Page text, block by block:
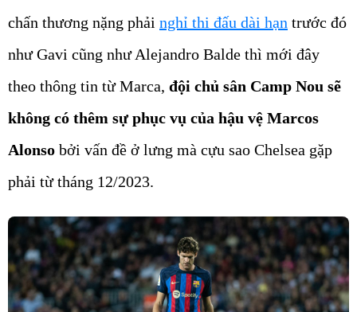
chấn thương nặng phải nghỉ thi đấu dài hạn trước đó
như Gavi cũng như Alejandro Balde thì mới đây
theo thông tin từ Marca, đội chủ sân Camp Nou sẽ
không có thêm sự phục vụ của hậu vệ Marcos
Alonso bởi vấn đề ở lưng mà cựu sao Chelsea gặp
phải từ tháng 12/2023.